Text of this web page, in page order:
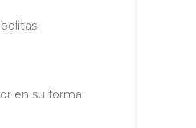
en su forma